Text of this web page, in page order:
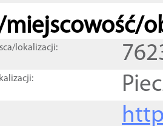
miejscowość/
lokalizacji: